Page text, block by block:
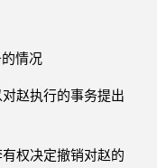
情况
赵执行的事务提出
权决定撤销对赵的